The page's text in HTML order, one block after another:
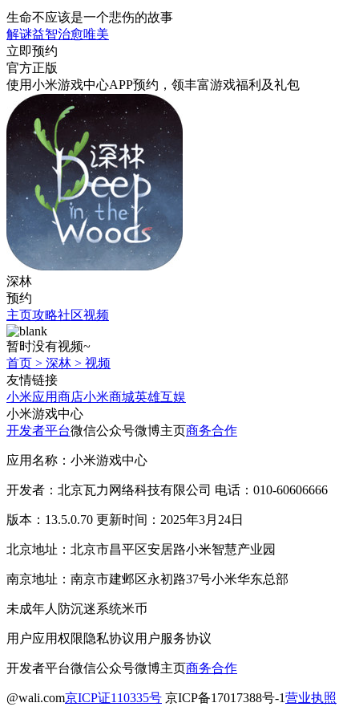
生命不应该是一个悲伤的故事
解谜益智治愈唯美
立即预约
官方正版
使用小米游戏中心APP预约 ，领丰富游戏福利 及礼包
深林
预约
主页攻略社区视频
暂时没有视频~
首页 > 深林 > 视频
友情链接
小米应用商店小米商城英雄互娱
小米游戏中心
开发者平台微信公众号微博主页商务合作
应用名称：小米游戏中心
开发者：北京瓦力网络科技有限公司 电话：010-60606666
版本：13.5.0.70 更新时间：2025年3月24日
北京地址：北京市昌平区安居路小米智慧产业园
南京地址：南京市建邺区永初路37号小米华东总部
未成年人防沉迷系统米币
用户应用权限隐私协议用户服务协议
开发者平台微信公众号微博主页商务合作
@wali.com京ICP证110335号 京ICP备17017388号-1营业执照